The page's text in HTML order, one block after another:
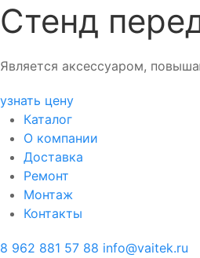
Стенд
Является аксессуаром,
узнать цену
Каталог
О компании
Доставка
Ремонт
Монтаж
Контакты
8 962 881 57 88 info@vaitek.ru